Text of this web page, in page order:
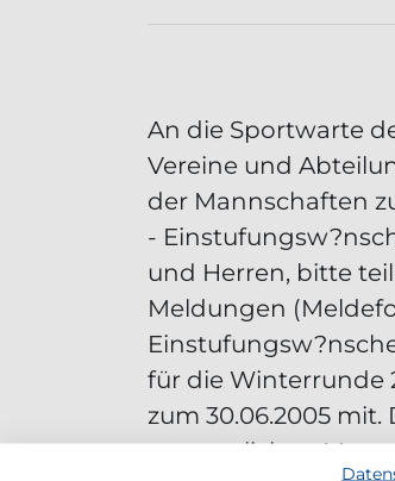
An die Sportwarte
Vereine und
der Mannschaften
-
und Herren, bitte
Meldungen
für die Winterrunde
zum 30.06.2005
namentlichen